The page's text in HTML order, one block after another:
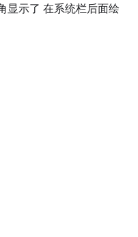
显示了 在系统栏后面绘